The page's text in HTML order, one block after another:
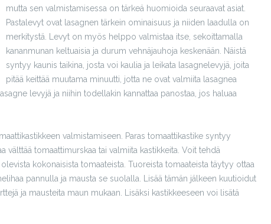
mutta sen valmistamisessa on tärkeä huomioida seuraavat asiat.
Pastalevyt ovat lasagnen tärkein ominaisuus ja niiden laadulla on
merkitystä. Levyt on myös helppo valmistaa itse, sekoittamalla
kananmunan keltuaisia ja durum vehnäjauhoja keskenään. Näistä
syntyy kaunis taikina, josta voi kaulia ja leikata lasagnelevyjä, joita
pitää keittää muutama minuutti, jotta ne ovat valmiita lasagnea
levyjä ja niihin todellakin kannattaa panostaa, jos haluaa
valmistamiseen. Paras tomaattikastike syntyy
välttää tomaattimurskaa tai valmiita kastikkeita. Voit tehdä
kokonaisista tomaateista. Tuoreista tomaateista täytyy ottaa
pannulla ja mausta se suolalla. Lisää tämän jälkeen kuutioidut
ja mausteita maun mukaan. Lisäksi kastikkeeseen voi lisätä